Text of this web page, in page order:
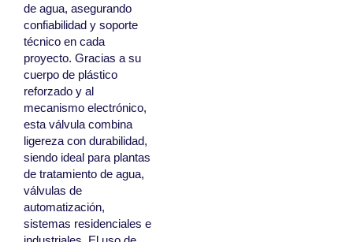
de agua, asegurando
confiabilidad y soporte
técnico en cada
proyecto. Gracias a su
cuerpo de plástico
reforzado y al
mecanismo electrónico,
esta válvula combina
ligereza con durabilidad,
siendo ideal para plantas
de tratamiento de agua,
válvulas de
automatización,
sistemas residenciales e